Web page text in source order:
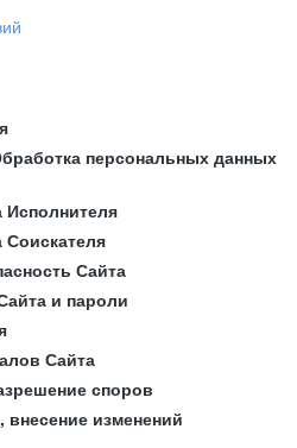
персональных данных
Исполнителя
Соискателя
Сайта
и пароли
Сайта
споров
изменений